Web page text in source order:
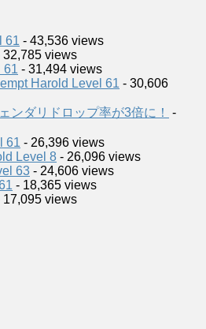
61 - 43,536 views
32,785 views
61 - 31,494 views
Harold Level 61 - 30,606
ンダリドロップ率が3倍に！
-
61 - 26,396 views
Level 8 - 26,096 views
63 - 24,606 views
- 18,365 views
17,095 views